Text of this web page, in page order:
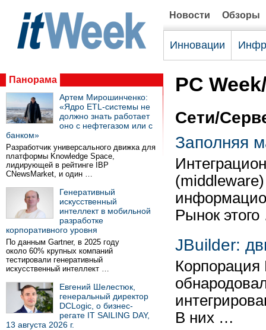
Новости Обзоры
Инновации
Панорама
Артем Мирошинченко:
«Ядро ETL-системы не
должно знать работает
оно с нефтегазом или с
банком»
Разработчик универсального движка для
платформы Knowledge Space,
лидирующей в рейтинге IBP
CNewsMarket, и один …
Генеративный
искусственный
интеллект в мобильной
разработке
корпоративного уровня
По данным Gartner, в 2025 году
около 60% крупных компаний
тестировали генеративный
искусственный интеллект …
Евгений Шелестюк,
генеральный директор
DCLogic, о бизнес-
регате IT SAILING DAY,
13 августа 2026 г.
PC
Сети/
Заполняя
Рынок
JBuilder:
Корпорация
В них …